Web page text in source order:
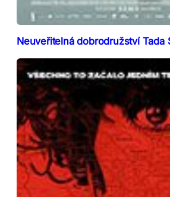
Neuveřitelná dobrodružství Tada